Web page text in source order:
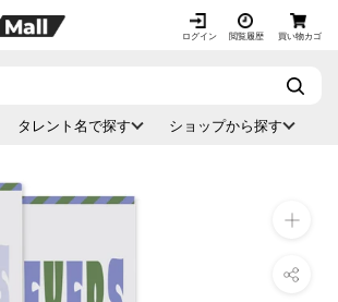
ログイン 閲覧履歴 買い物カゴ
タレント名で探す ショップから探す